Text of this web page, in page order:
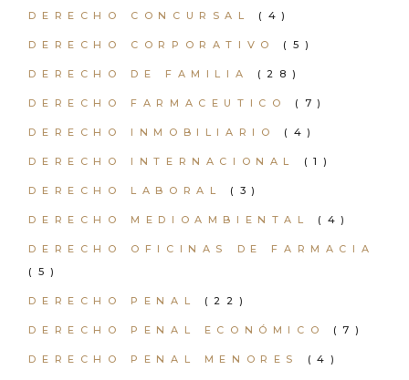
DERECHO CONCURSAL (4)
DERECHO CORPORATIVO (5)
DERECHO DE FAMILIA (28)
DERECHO FARMACEUTICO (7)
DERECHO INMOBILIARIO (4)
DERECHO INTERNACIONAL (1)
DERECHO LABORAL (3)
DERECHO MEDIOAMBIENTAL (4)
DERECHO OFICINAS DE FARMACIA
(5)
DERECHO PENAL (22)
DERECHO PENAL ECONÓMICO (7)
DERECHO PENAL MENORES (4)